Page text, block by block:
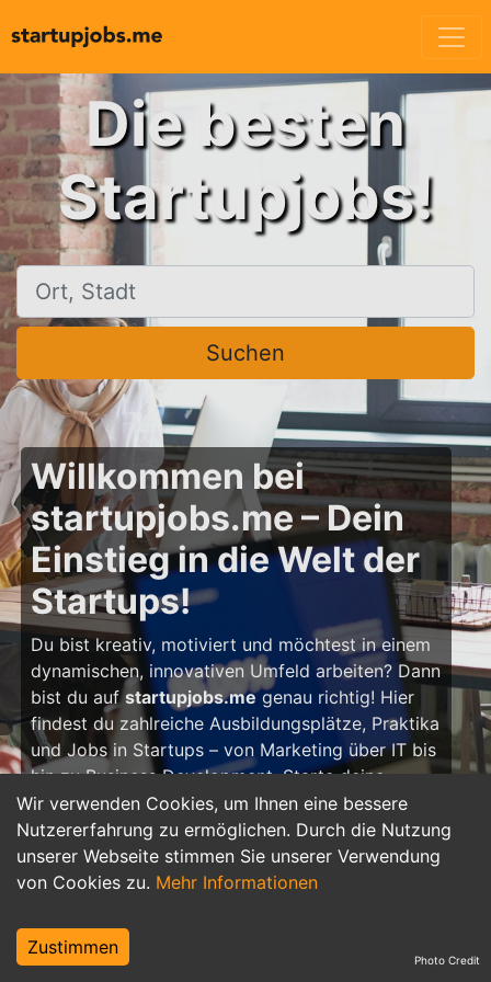
Wir verwenden Cookies, um Ihnen eine bessere
Nutzererfahrung zu ermöglichen. Durch die Nutzung
unserer Webseite stimmen Sie unserer Verwendung
von Cookies zu. Mehr Informationen
Zustimmen
Die besten
Startupjobs!
Ort, Stadt
Suchen
Willkommen bei
startupjobs.me – Dein
Einstieg in die Welt der
Startups!
Du bist kreativ, motiviert und möchtest in einem
dynamischen, innovativen Umfeld arbeiten? Dann
bist du aufstartupjobs.megenau richtig! Hier
findest du zahlreiche Ausbildungsplätze, Praktika
und Jobs in Startups – von Marketing über IT bis
hin zu Business Development. Starte deine
Karriere in einem Startup und gestalte die
Zukunft mit frischen Ideen und
unternehmerischem Denken!
einem Startup?
Photo Credit